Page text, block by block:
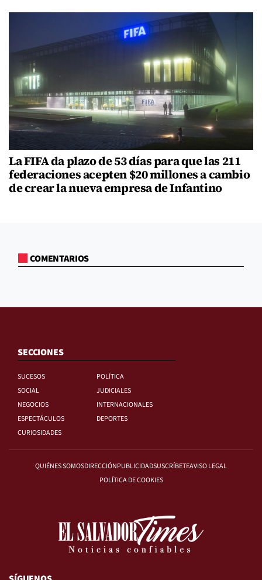
La FIFA da plazo de 53 días para que las 211
federaciones acepten $20 millones a cambio
de crear la nueva empresa de Infantino
COMENTARIOS
SECCIONES
SUCESOS
POLÍTICA
SOCIAL
JUDICIALES
NEGOCIOS
INTERNACIONALES
ESPECTÁCULOS
DEPORTES
CURIOSIDADES
QUIÉNES SOMOSDIRECCIÓNPUBLICIDADSUSCRÍBETEAVISO LEGAL
POLÍTICA DE COOKIES